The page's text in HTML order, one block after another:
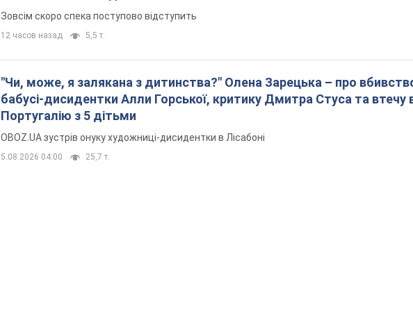
Зовсім скоро спека поступово відступить
12 часов назад 5,5 т.
"Чи, може, я залякана з дитинства?" Олена Зарецька – про
бабусі-дисидентки Алли Горської, критику Дмитра Стуса та втечу
Португалію з 5 дітьми
OBOZ.UA зустрів онуку художниці-дисидентки в Лісабоні
5.08.2026 04:00 25,7 т.